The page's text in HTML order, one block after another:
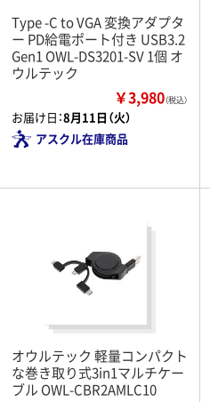
Type -C to VGA 変換アダプタ
ー PD給電ポート付き USB3.2
Gen1 OWL-DS3201-SV 1個 オ
ウルテック
￥3,980（税込）
お届け日：8月11日（火）
アスクル在庫商品
オウルテック 軽量コンパクト
な巻き取り式3in1マルチケー
ブル OWL-CBR2AMLC10